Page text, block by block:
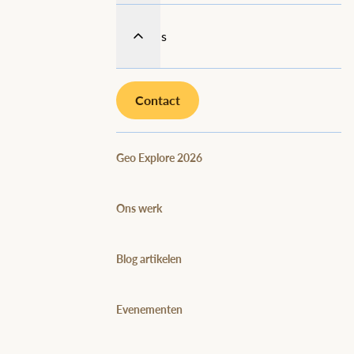
Over ons
Contact
Geo Explore 2026
Ons werk
Blog artikelen
Evenementen